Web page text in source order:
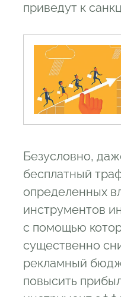
ресурсами
14
15 Дайте
тематические
Лучшие
3.2 litesurf.ru
3.3 livesurf.ru
3.4 userclick.su
3.5 websurf.ru
Посетители на
приведут к
Безусловно,
бесплатный
определенных
инструментов
с помощью
существенно
рекламный
повысить